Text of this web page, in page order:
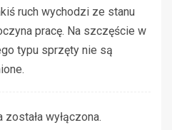
ruch wychodzi ze stanu
pracę. Na szczęście w
typu sprzęty nie są
wyłączona.